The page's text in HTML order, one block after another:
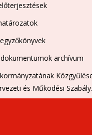
archívum
és Működési